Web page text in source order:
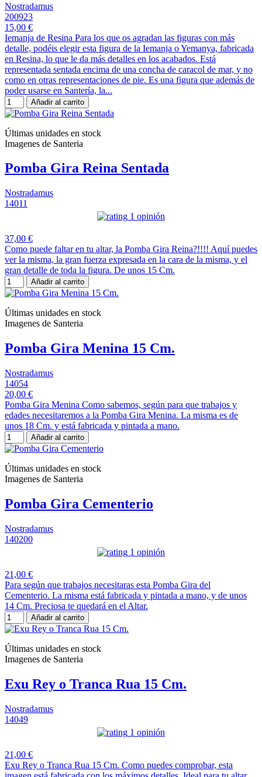
Nostradamus
200923
15,00 €
Iemanja de Resina Para los que os agradan las figuras con más
detalle, podéis elegir esta figura de la Iemanja o Yemanya, fabricada
en Resina, lo que le da más detalles en los acabados. Está
representada sentada encima de una concha de caracol de mar, y no
como en otras representaciones de pie. Es una figura que además de
poder usarse en Santería, la...
Añadir al carrito
Últimas unidades en stock
Imagenes de Santeria
Pomba Gira Reina Sentada
Nostradamus
14011
1 opinión
37,00 €
Como puede faltar en tu altar, la Pomba Gira Reina?!!!! Aquí puedes
ver la misma, la gran fuerza expresada en la cara de la misma, y el
gran detalle de toda la figura. De unos 15 Cm.
Añadir al carrito
Últimas unidades en stock
Imagenes de Santeria
Pomba Gira Menina 15 Cm.
Nostradamus
14054
20,00 €
Pomba Gira Menina Como sabemos, según para que trabajos y
edades necesitaremos a la Pomba Gira Menina. La misma es de
unos 18 Cm. y está fabricada y pintada a mano.
Añadir al carrito
Últimas unidades en stock
Imagenes de Santeria
Pomba Gira Cementerio
Nostradamus
140200
1 opinión
21,00 €
Para según que trabajos necesitaras esta Pomba Gira del
Cementerio. La misma está fabricada y pintada a mano, y de unos
14 Cm. Preciosa te quedará en el Altar.
Añadir al carrito
Últimas unidades en stock
Imagenes de Santeria
Exu Rey o Tranca Rua 15 Cm.
Nostradamus
14049
1 opinión
21,00 €
Exu Rey o Tranca Rua 15 Cm. Como puedes comprobar, esta